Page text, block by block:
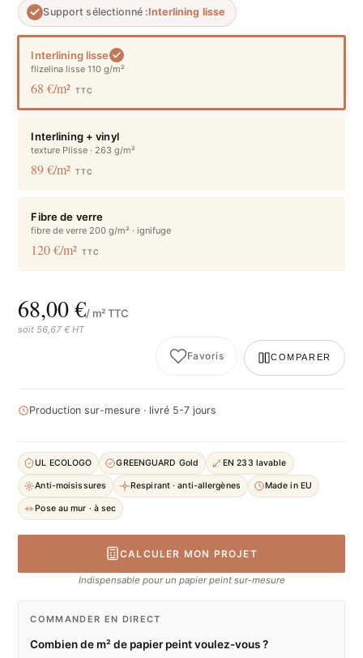
Support sélectionné :Interlining lisse
Interlining lisse
flizelina lisse 110 g/m²
68 €/m² TTC
Interlining + vinyl
texture Plisse · 263 g/m²
89 €/m² TTC
Fibre de verre
fibre de verre 200 g/m² · ignifuge
120 €/m² TTC
68,00 €/ m² TTC
soit 56,67 € HT
Favoris COMPARER
Production sur-mesure · livré 5-7 jours
UL ECOLOGO GREENGUARD Gold EN 233 lavable
Anti-moisissures Respirant · anti-allergènes Made in EU
Pose au mur · à sec
CALCULER MON PROJET
Indispensable pour un papier peint sur-mesure
COMMANDER EN DIRECT
Combien de m² de papier peint voulez-vous ?